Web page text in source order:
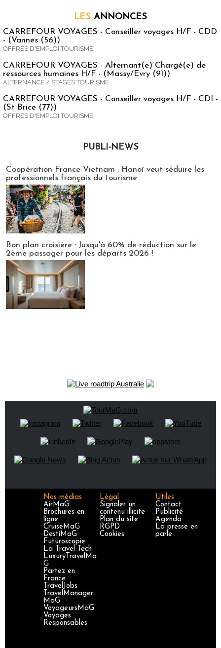
LES ANNONCES
CARREFOUR VOYAGES - Conseiller voyages H/F - CDD
- (Vannes (56))
OFFRES D'EMPLOI TOURISME
CARREFOUR VOYAGES - Alternant(e) Chargé(e) de
ressources humaines H/F - (Massy/Evry (91))
ALTERNANCE / STAGES TOURISME
CARREFOUR VOYAGES - Conseiller voyages H/F - CDI -
(St Brice (77))
OFFRES D'EMPLOI TOURISME
PUBLI-NEWS
Coopération France-Vietnam : Hanoï veut séduire les
professionnels français du tourisme
Bon plan croisière : Jusqu'à 60% de réduction sur le
2ème passager pour les départs 2026 !
Nos médias
AirMaG
Brochures en
ligne
CruiseMaG
DestiMaG
Futuroscopie
La Travel Tech
LuxuryTravelMa
G
Partez en
France
TravelJobs
TravelManager
MaG
VoyageursMaG
Voyages
Responsables
Légal
Signaler un
contenu illicite
Plan du site
RGPD
Cookies
Utiles
Contact
Publicité
Agenda
La presse en
parle